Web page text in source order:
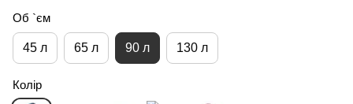
Об `єм
45 л 65 л 90 л 130 л
Колір